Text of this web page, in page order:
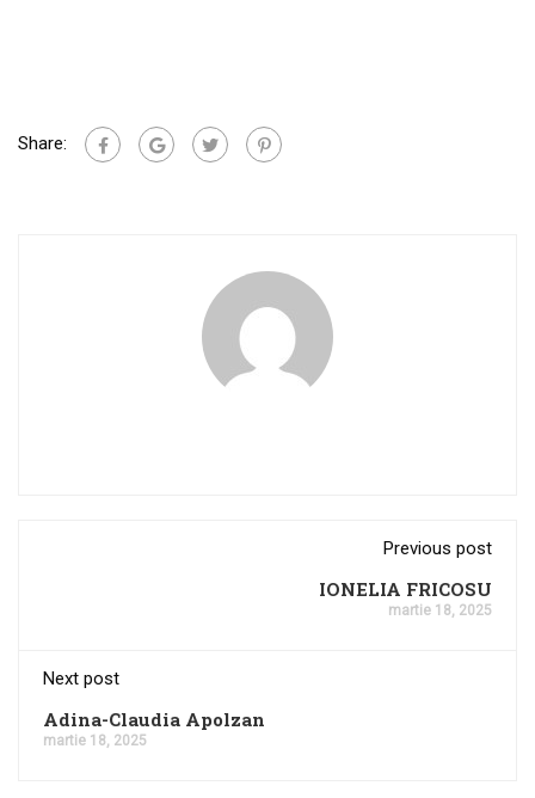
Share:
Previous post
IONELIA FRICOSU
martie 18, 2025
Next post
Adina-Claudia Apolzan
martie 18, 2025